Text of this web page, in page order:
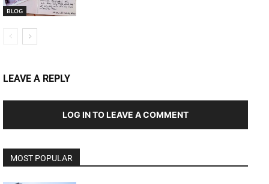
BLOG
LEAVE A REPLY
LOG IN TO LEAVE A COMMENT
MOST POPULAR